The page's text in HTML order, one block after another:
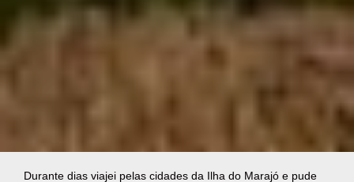
Durante dias viajei pelas cidades da Ilha do Marajó e pude